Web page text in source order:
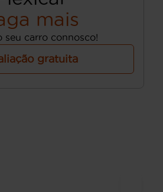
mais
seu carro connosco!
gratuita